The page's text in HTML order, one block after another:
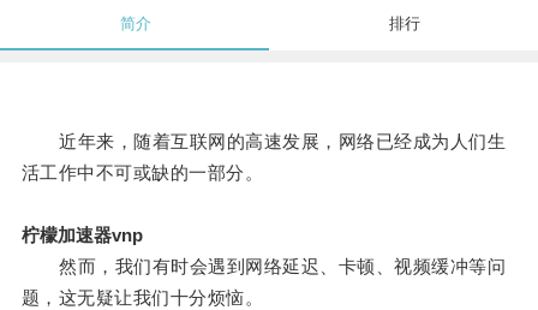
简介 排行
近年来，随着互联网的高速发展，网络已经成为人们生
活工作中不可或缺的一部分。
柠檬加速器vnp
然而，我们有时会遇到网络延迟、卡顿、视频缓冲等问
题，这无疑让我们十分烦恼。